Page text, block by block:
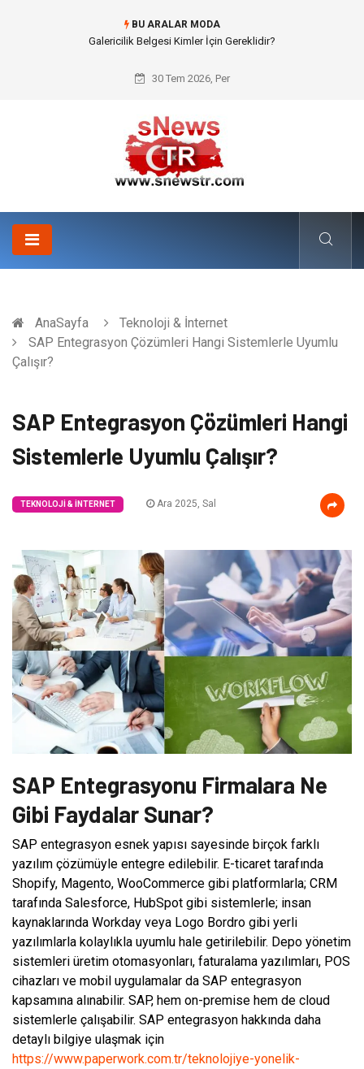
BU ARALAR MODA
Doküman Yönetimi ile Kurumsal Hafızanın Dijitalleşmesi
30 Tem 2026, Per
AnaSayfa
Teknoloji & İnternet
SAP Entegrasyon Çözümleri Hangi Sistemlerle Uyumlu
Çalışır?
SAP Entegrasyon Çözümleri Hangi
Sistemlerle Uyumlu Çalışır?
TEKNOLOJI & İNTERNET Ara 2025, Sal
SAP Entegrasyonu Firmalara Ne
Gibi Faydalar Sunar?
SAP entegrasyon esnek yapısı sayesinde birçok farklı
yazılım çözümüyle entegre edilebilir. E-ticaret tarafında
Shopify, Magento, WooCommerce gibi platformlarla; CRM
tarafında Salesforce, HubSpot gibi sistemlerle; insan
kaynaklarında Workday veya Logo Bordro gibi yerli
yazılımlarla kolaylıkla uyumlu hale getirilebilir. Depo yönetim
sistemleri üretim otomasyonları, faturalama yazılımları, POS
cihazları ve mobil uygulamalar da SAP entegrasyon
kapsamına alınabilir. SAP, hem on-premise hem de cloud
sistemlerle çalışabilir. SAP entegrasyon hakkında daha
detaylı bilgiye ulaşmak için
https://www.paperwork.com.tr/teknolojiye-yonelik-